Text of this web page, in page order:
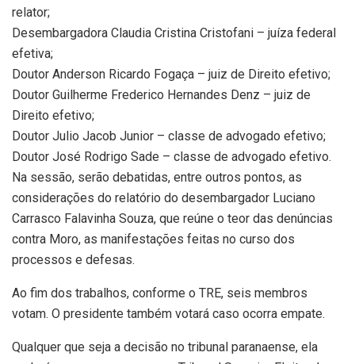
relator;
Desembargadora Claudia Cristina Cristofani – juíza federal
efetiva;
Doutor Anderson Ricardo Fogaça – juiz de Direito efetivo;
Doutor Guilherme Frederico Hernandes Denz – juiz de
Direito efetivo;
Doutor Julio Jacob Junior – classe de advogado efetivo;
Doutor José Rodrigo Sade – classe de advogado efetivo.
Na sessão, serão debatidas, entre outros pontos, as
considerações do relatório do desembargador Luciano
Carrasco Falavinha Souza, que reúne o teor das denúncias
contra Moro, as manifestações feitas no curso dos
processos e defesas.
Ao fim dos trabalhos, conforme o TRE, seis membros
votam. O presidente também votará caso ocorra empate.
Qualquer que seja a decisão no tribunal paranaense, ela